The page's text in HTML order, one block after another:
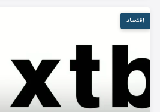
اقتصاد